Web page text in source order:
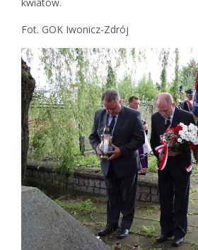
kwiatów.
Fot. GOK Iwonicz-Zdrój